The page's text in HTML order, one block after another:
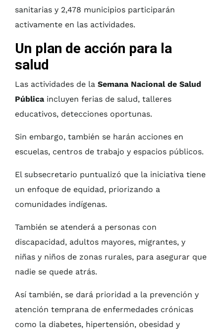
sanitarias y 2,478 municipios participarán
activamente en las actividades.
Un plan de acción para la
salud
Las actividades de la Semana Nacional de Salud
Pública incluyen ferias de salud, talleres
educativos, detecciones oportunas.
Sin embargo, también se harán acciones en
escuelas, centros de trabajo y espacios públicos.
El subsecretario puntualizó que la iniciativa tiene
un enfoque de equidad, priorizando a
comunidades indígenas.
También se atenderá a personas con
discapacidad, adultos mayores, migrantes, y
niñas y niños de zonas rurales, para asegurar que
nadie se quede atrás.
Así también, se dará prioridad a la prevención y
atención temprana de enfermedades crónicas
como la diabetes, hipertensión, obesidad y